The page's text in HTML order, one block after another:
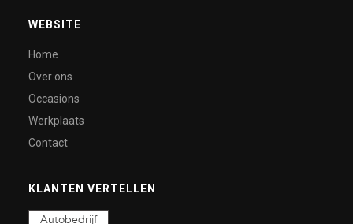
WEBSITE
Home
Over ons
Occasions
Werkplaats
Contact
KLANTEN VERTELLEN
Autobedrijf